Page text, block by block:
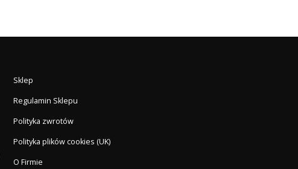
Sklep
Regulamin Sklepu
Polityka zwrotów
Polityka plików cookies (UK)
O Firmie